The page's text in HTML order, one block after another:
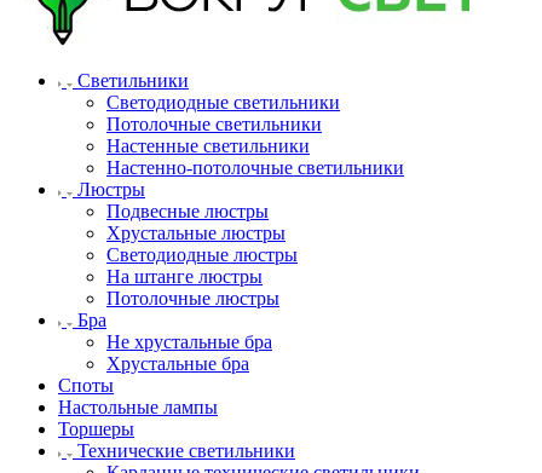
Светильники
Светодиодные светильники
Потолочные светильники
Настенные светильники
Настенно-потолочные светильники
Люстры
Подвесные люстры
Хрустальные люстры
Светодиодные люстры
На штанге люстры
Потолочные люстры
Бра
Не хрустальные бра
Хрустальные бра
Споты
Настольные лампы
Торшеры
Технические светильники